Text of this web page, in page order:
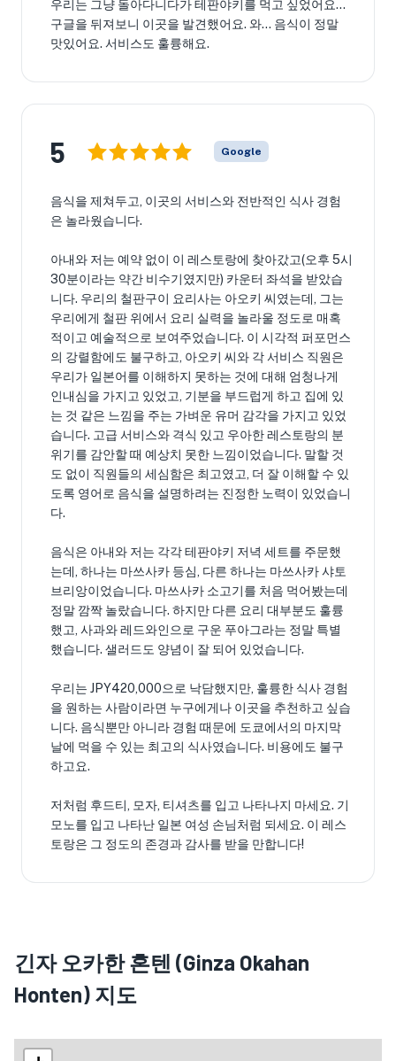
우리는 그냥 돌아다니다가 테판야키를 먹고 싶었어요...
구글을 뒤져보니 이곳을 발견했어요. 와... 음식이 정말
맛있어요. 서비스도 훌륭해요.
5 Google
음식을 제쳐두고, 이곳의 서비스와 전반적인 식사 경험
은 놀라웠습니다.
아내와 저는 예약 없이 이 레스토랑에 찾아갔고(오후 5시
30분이라는 약간 비수기였지만) 카운터 좌석을 받았습
니다. 우리의 철판구이 요리사는 아오키 씨였는데, 그는
우리에게 철판 위에서 요리 실력을 놀라울 정도로 매혹
적이고 예술적으로 보여주었습니다. 이 시각적 퍼포먼스
의 강렬함에도 불구하고, 아오키 씨와 각 서비스 직원은
우리가 일본어를 이해하지 못하는 것에 대해 엄청나게
인내심을 가지고 있었고, 기분을 부드럽게 하고 집에 있
는 것 같은 느낌을 주는 가벼운 유머 감각을 가지고 있었
습니다. 고급 서비스와 격식 있고 우아한 레스토랑의 분
위기를 감안할 때 예상치 못한 느낌이었습니다. 말할 것
도 없이 직원들의 세심함은 최고였고, 더 잘 이해할 수 있
도록 영어로 음식을 설명하려는 진정한 노력이 있었습니
다.
음식은 아내와 저는 각각 테판야키 저녁 세트를 주문했
는데, 하나는 마쓰사카 등심, 다른 하나는 마쓰사카 샤토
브리앙이었습니다. 마쓰사카 소고기를 처음 먹어봤는데
정말 깜짝 놀랐습니다. 하지만 다른 요리 대부분도 훌륭
했고, 사과와 레드와인으로 구운 푸아그라는 정말 특별
했습니다. 샐러드도 양념이 잘 되어 있었습니다.
우리는 JPY420,000으로 낙담했지만, 훌륭한 식사 경험
을 원하는 사람이라면 누구에게나 이곳을 추천하고 싶습
니다. 음식뿐만 아니라 경험 때문에 도쿄에서의 마지막
날에 먹을 수 있는 최고의 식사였습니다. 비용에도 불구
하고요.
저처럼 후드티, 모자, 티셔츠를 입고 나타나지 마세요. 기
모노를 입고 나타난 일본 여성 손님처럼 되세요. 이 레스
토랑은 그 정도의 존경과 감사를 받을 만합니다!
긴자 오카한 혼텐 (Ginza Okahan
Honten) 지도